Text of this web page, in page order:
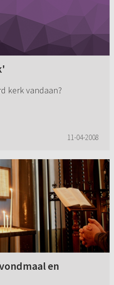
kerk vandaan?
11-04-2008
en